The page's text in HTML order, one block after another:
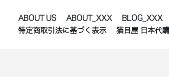
ABOUT US ABOUT_XXX BLOG_XXX
特定商取引法に基づく表示
猫目屋 日本代購